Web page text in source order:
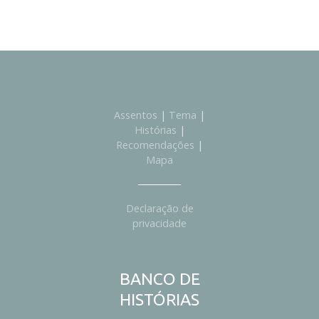
Assentos | Tema |
Histórias |
Recomendações |
Mapa
Declaração de
privacidade
BANCO DE
HISTÓRIAS